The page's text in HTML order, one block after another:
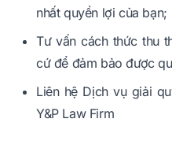
nhất quyền lợi của bạn;
Tư vấn cách thức thu
cứ để đảm bảo được
Liên hệ Dịch vụ giải
Y&P Law Firm